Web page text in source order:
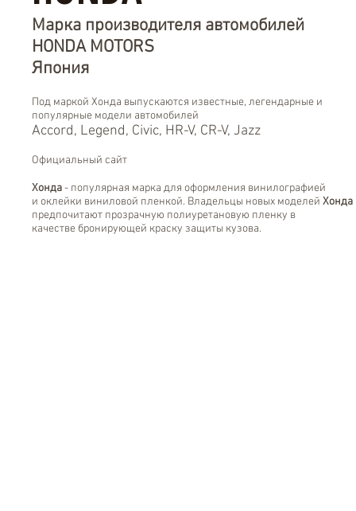
Марка производителя автомобилей
HONDA MOTORS
Япония
Под маркой Хонда выпускаются известные, легендарные и
популярные модели автомобилей
Accord, Legend, Civic, HR-V, CR-V, Jazz
Официальный сайт
Хонда- популярная марка для оформления винилографией
и оклейки виниловой пленкой. Владельцы новых моделей Хонда
предпочитают прозрачную полиуретановую пленку в
качестве бронирующей краску защиты кузова.